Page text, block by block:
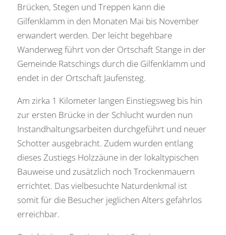
Brücken, Stegen und Treppen kann die
Gilfenklamm in den Monaten Mai bis November
erwandert werden. Der leicht begehbare
Wanderweg führt von der Ortschaft Stange in der
Gemeinde Ratschings durch die Gilfenklamm und
endet in der Ortschaft Jaufensteg.
Am zirka 1 Kilometer langen Einstiegsweg bis hin
zur ersten Brücke in der Schlucht wurden nun
Instandhaltungsarbeiten durchgeführt und neuer
Schotter ausgebracht. Zudem wurden entlang
dieses Zustiegs Holzzäune in der lokaltypischen
Bauweise und zusätzlich noch Trockenmauern
errichtet. Das vielbesuchte Naturdenkmal ist
somit für die Besucher jeglichen Alters gefahrlos
erreichbar.